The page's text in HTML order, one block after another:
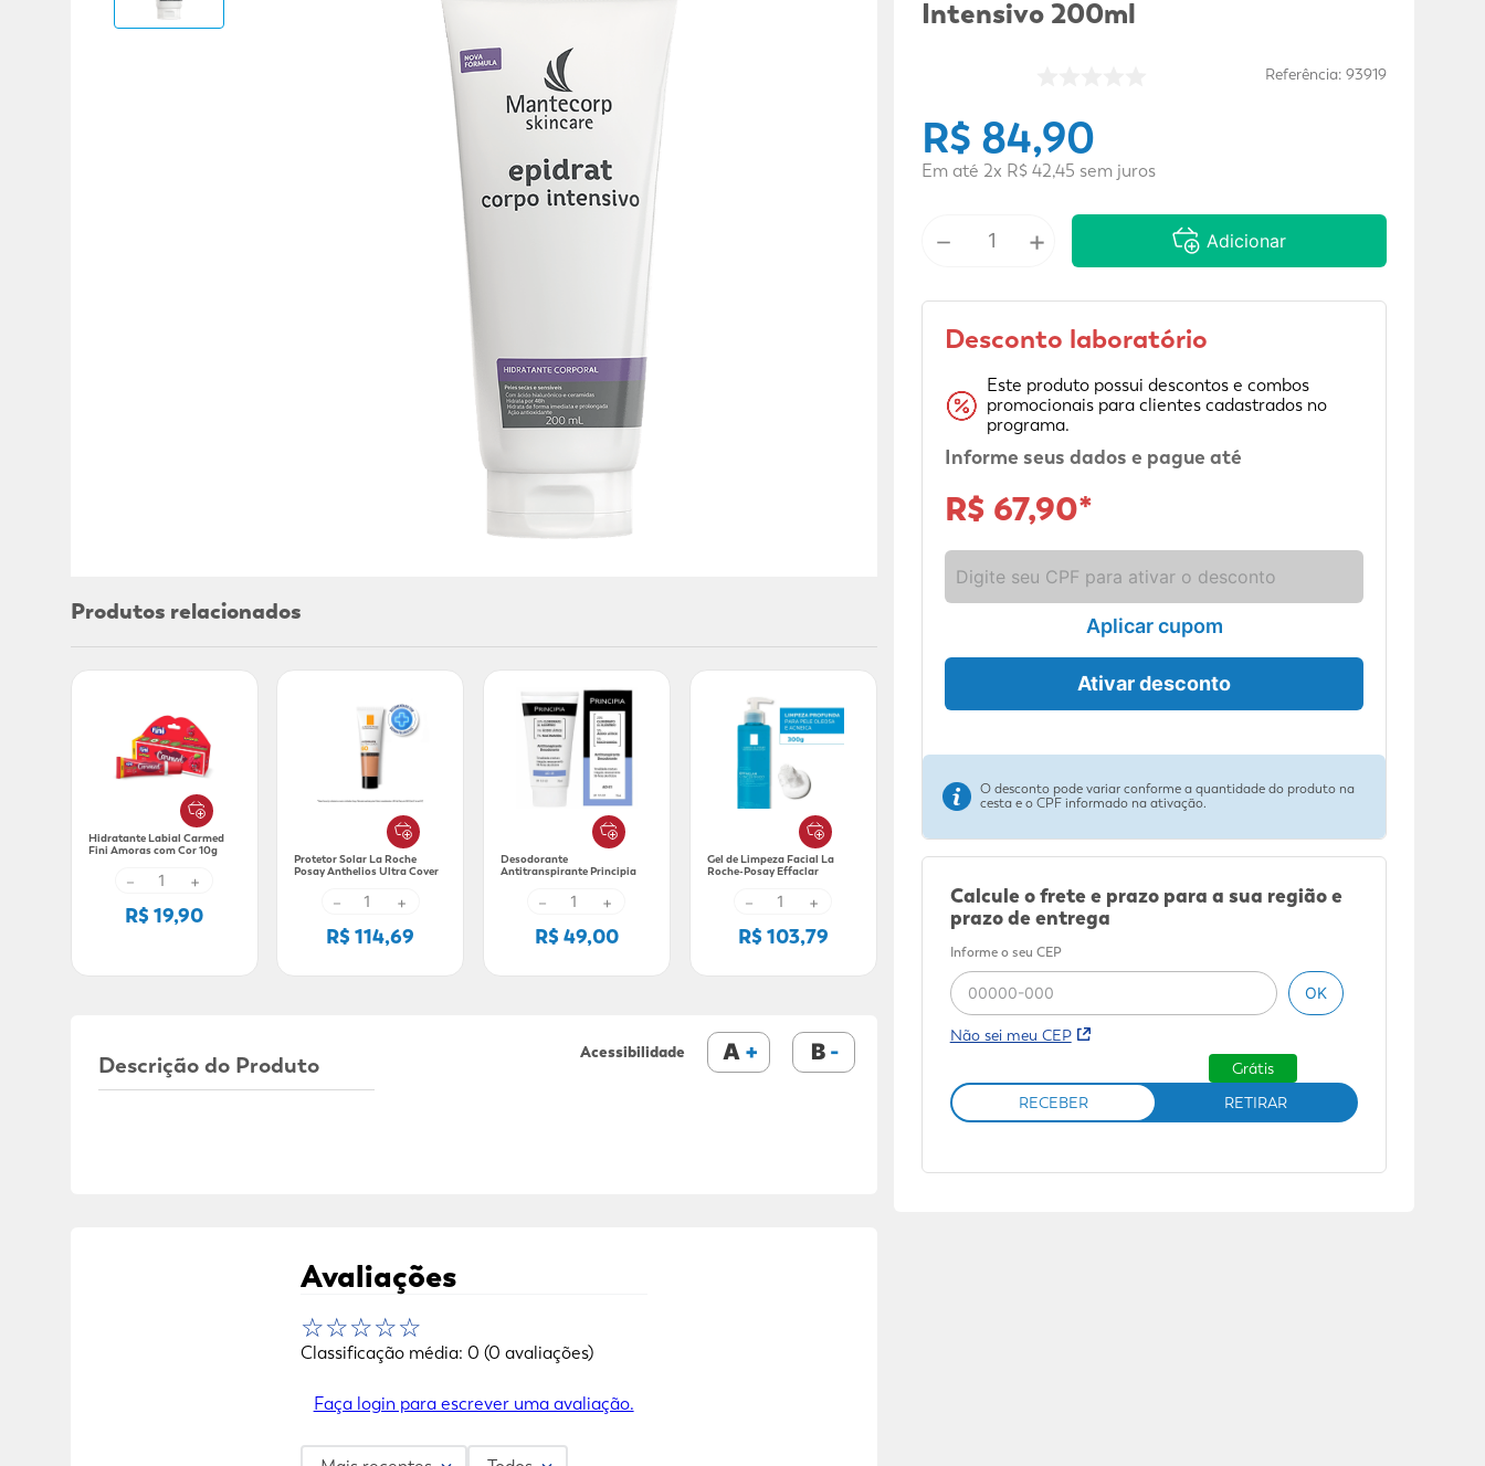
Produtos relacionados
Hidratante Labial Carmed
Fini Amoras com Cor 10g
－ +
R$ 19,90
Protetor Solar La Roche
Posay Anthelios Ultra Cover
－ +
R$ 114,69
Desodorante
Antitranspirante Principia
+ Niacinamida 70ml
－ +
R$ 49,00
Gel de Limpeza Facial La
Roche-Posay Effaclar
－ +
R$ 103,79
Acessibilidade A B
Descrição do Produto
Avaliações
☆☆☆☆☆
Classificação média: 0 (0 avaliações)
Faça login para escrever uma avaliação.
Intensivo 200ml
Referência:93919
R$ 84,90
Em até 2x R$ 42,45 sem juros
－ + Adicionar
Desconto laboratório
Este produto possui descontos e combos
promocionais para clientes cadastrados no
programa.
Informe seus dados e pague até
R$ 67,90*
Aplicar cupom
Ativar desconto
O desconto pode variar conforme a quantidade do produto na
cesta e o CPF informado na ativação.
Calcule o frete e prazo para a sua região e
prazo de entrega
Informe o seu CEP
OK
Não sei meu CEP
RECEBER RETIRAR
Grátis
sabonete líquido
10